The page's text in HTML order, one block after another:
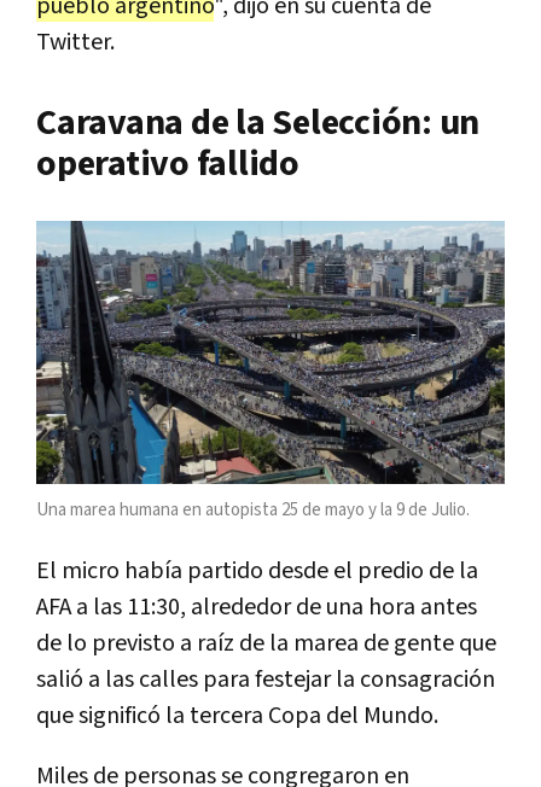
Twitter.
Caravana de la Selección: un
operativo fallido
Una marea humana en autopista 25 de mayo y la 9 de Julio.
El micro había partido desde el predio de la
AFA a las 11:30, alrededor de una hora antes
de lo previsto a raíz de la marea de gente que
salió a las calles para festejar la consagración
que significó la tercera Copa del Mundo.
Miles de personas se congregaron en